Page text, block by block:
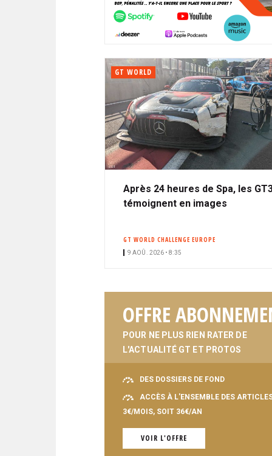
A
L
GT WORLD
Après 24 heures de Spa, les
témoignent en images
GT WORLD CHALLENGE EUROPE
9 AOÛ. 2026 • 8:35
OFFRE
POUR NE PLUS RIEN RATER DE
L'ACTUALITÉ GT ET PROTOS
DES DOSSIERS DE FOND
ACCÈS À L'ENSEMBLE DES
3€/MOIS, SOIT 36€/AN
VOIR L'OFFRE